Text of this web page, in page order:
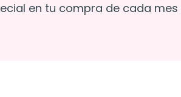
en tu compra de cada